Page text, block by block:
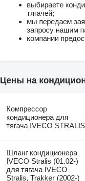
выбираете
тягачей;
мы передаем
запросу нашим
компании
Цены на
Компрессор
кондиционера для
тягача IVECO STRALIS
Шланг кондиционера
IVECO Stralis (01.02-)
для тягача IVECO
Stralis, Trakker (2002-)